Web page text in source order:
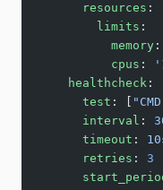
      resources
:
        limits
:
          memory
:
          cpus
:
    healthcheck
:
      test
: [
      interval
:
      timeout
:
      retries
: 3